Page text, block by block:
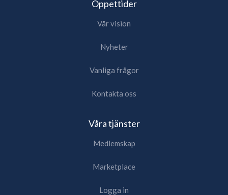
Öppettider
Vår vision
Nyheter
Vanliga frågor
Kontakta oss
Våra tjänster
Medlemskap
Marketplace
Logga in